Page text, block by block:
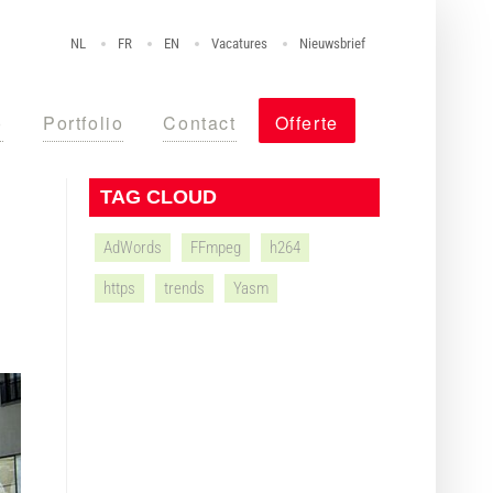
NL FR EN Vacatures Nieuwsbrief
Portfolio Contact Offerte
TAG CLOUD
AdWords FFmpeg h264
https trends Yasm